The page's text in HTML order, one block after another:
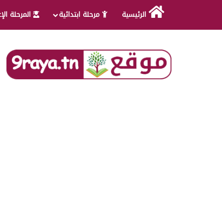
الرئيسية مرحلة ابتدائية المرحلة